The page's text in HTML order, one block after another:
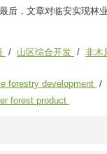
后，文章对临安实现林
/ 山区综合开发 / 非木
forestry development /
forest product